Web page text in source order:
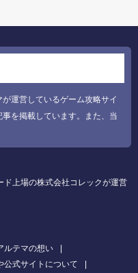
運営しているゲーム攻略サイ
を掲載しています。また、当
ド上場の株式会社コレックが運営
ルテマの想い
公式サイトについて